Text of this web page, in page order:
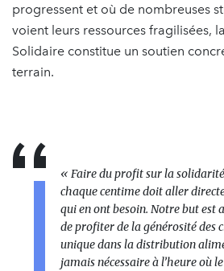
progressent et où de nombreuses
voient leurs ressources fragilisées,
Solidaire constitue un soutien
terrain.
« Faire du profit sur la
chaque centime doit aller
qui en ont besoin. Notre but est
de profiter de la générosité des
unique dans la distribution
jamais nécessaire à l’heure où